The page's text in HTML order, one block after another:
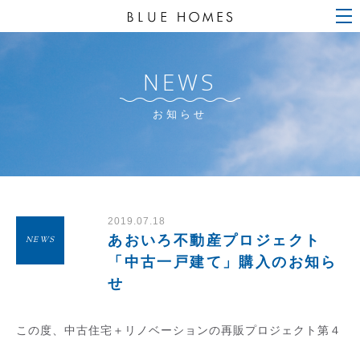
NEWS
お知らせ
NEWS
2019.07.18
あおいろ不動産プロジェクト
「中古一戸建て」購入のお知ら
せ
この度、中古住宅＋リノベーションの再販プロジェクト第４